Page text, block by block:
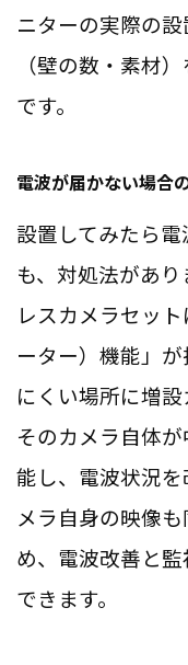
ニターの実際の
（壁の数・素材
です。
電波が届かない場
設置してみたら
も、対処法があ
レスカメラセッ
ーター）機能」
にくい場所に増設
そのカメラ自体
能し、電波状況
メラ自身の映像
め、電波改善と
できます。